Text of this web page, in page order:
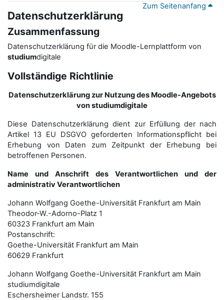
Zum Seitenanfang
Datenschutzerklärung
Zusammenfassung
Datenschutzerklärung für die Moodle-Lernplattform von
studiumdigitale
Vollständige Richtlinie
Datenschutzerklärung zur Nutzung des Moodle-Angebots
von studiumdigitale
Diese Datenschutzerklärung dient zur Erfüllung der nach
Artikel 13 EU DSGVO geforderten Informationspflicht bei
Erhebung von Daten zum Zeitpunkt der Erhebung bei
betroffenen Personen.
Name und Anschrift des Verantwortlichen und der
administrativ Verantwortlichen
Johann Wolfgang Goethe-Universität Frankfurt am Main
Theodor-W.-Adorno-Platz 1
60323 Frankfurt am Main
Postanschrift:
Goethe-Universität Frankfurt am Main
60629 Frankfurt
Johann Wolfgang Goethe-Universität Frankfurt am Main
studiumdigitale
Eschersheimer Landstr. 155